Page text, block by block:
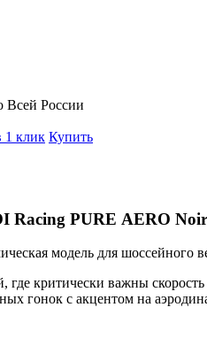
Всей России
1 клик Купить
Racing PURE AERO Noir
модель для шоссейного
где критически важны скорость
гонок с акцентом на